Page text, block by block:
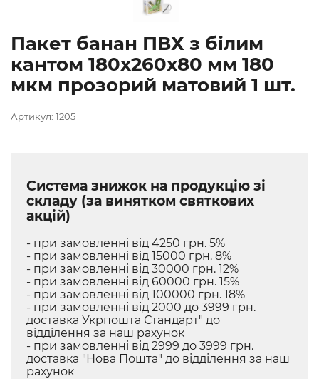
Пакет банан ПВХ з білим
кантом 180х260х80 мм 180
мкм прозорий матовий 1 шт.
Артикул: 1205
Система знижок на продукцію зі
складу (за винятком святкових
акцій)
- при замовленні від 4250 грн. 5%
- при замовленні від 15000 грн. 8%
- при замовленні від 30000 грн. 12%
- при замовленні від 60000 грн. 15%
- при замовленні від 100000 грн. 18%
- при замовленні від 2000 до 3999 грн.
доставка Укрпошта Стандарт" до
відділення за наш рахунок
- при замовленні від 2999 до 3999 грн.
доставка "Нова Пошта" до відділення за наш
рахунок